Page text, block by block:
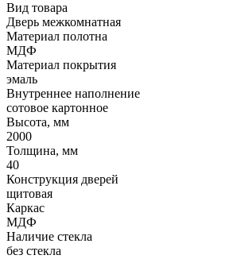
Вид товара
Дверь межкомнатная
Материал полотна
МДФ
Материал покрытия
эмаль
Внутреннее наполнение
сотовое картонное
Высота, мм
2000
Толщина, мм
40
Конструкция дверей
щитовая
Каркас
МДФ
Наличие стекла
без стекла